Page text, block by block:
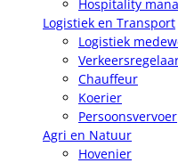
Hospitality
Logistiek en Transport
Logistiek
Chauffeur
Koerier
Persoonsvervoer
Agri en Natuur
Hovenier